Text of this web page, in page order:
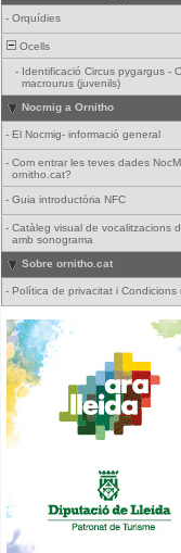
- Orquídies
Ocells
- Identificació Circus pygargus -
macrourus (juvenils)
Nocmig a Ornitho
- El Nocmig- informació general
- Com entrar les teves dades
ornitho.cat?
- Guia introductòria NFC
- Catàleg visual de vocalitzacions
amb sonograma
Sobre ornitho.cat
- Política de privacitat i Condicions